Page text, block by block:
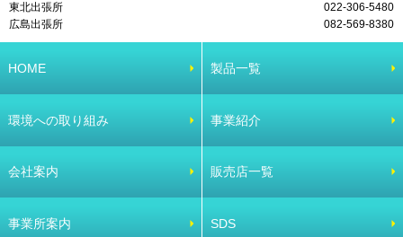
東北出張所
022-306-5480
広島出張所
082-569-8380
HOME 製品一覧
環境への取り組み 事業紹介
会社案内 販売店一覧
事業所案内 SDS